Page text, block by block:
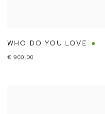
WHO DO YOU LOVE
€ 900.00